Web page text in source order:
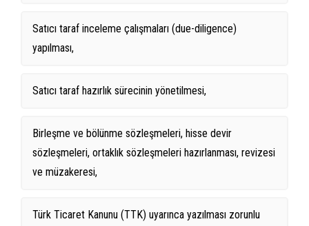
Satıcı taraf inceleme çalışmaları (due-diligence)
yapılması,
Satıcı taraf hazırlık sürecinin yönetilmesi,
Birleşme ve bölünme sözleşmeleri, hisse devir
sözleşmeleri, ortaklık sözleşmeleri hazırlanması, revizesi
ve müzakeresi,
Türk Ticaret Kanunu (TTK) uyarınca yazılması zorunlu